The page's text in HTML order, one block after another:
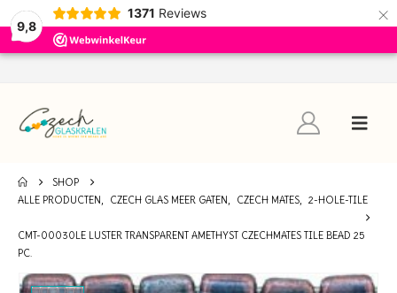
9,8
1371 Reviews ×
SHOP
ALLE PRODUCTEN, CZECH GLAS MEER GATEN, CZECH MATES, 2-HOLE-TILE
CMT-00030LE LUSTER TRANSPARENT AMETHYST CZECHMATES TILE BEAD 25
PC.